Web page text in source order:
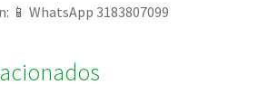
📱 WhatsApp 3183807099